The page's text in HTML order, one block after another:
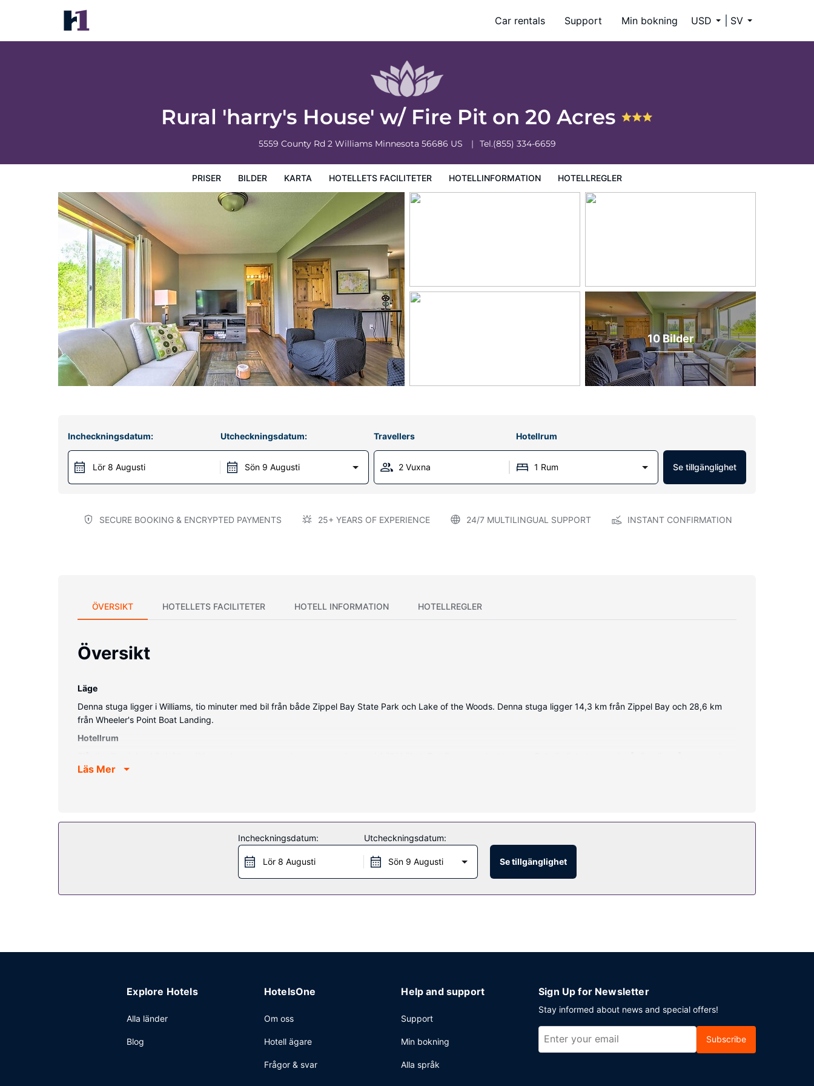
Car rentals Support Min bokning USD SV
Rural 'harry's House' w/ Fire Pit on 20 Acres
5559 County Rd 2 Williams Minnesota 56686 US Tel.(855) 334-6659
PRISER BILDER KARTA HOTELLETS FACILITETER HOTELLINFORMATION HOTELLREGLER
Rural 'harry's House' w/ Fire Pit on 20 Acres
Priser
10 Bilder
Incheckningsdatum:
Lör 8 Augusti
Utcheckningsdatum:
Sön 9 Augusti
Travellers Hotellrum
2 Vuxna 1 Rum Se tillgänglighet
SECURE BOOKING & ENCRYPTED PAYMENTS 25+ YEARS OF EXPERIENCE 24/7 MULTILINGUAL SUPPORT INSTANT CONFIRMATION
ÖVERSIKT HOTELLETS FACILITETER HOTELL INFORMATION HOTELLREGLER
Översikt
Läge
Denna stuga ligger i Williams, tio minuter med bil från både Zippel Bay State Park och Lake of the Woods. Denna stuga ligger 14,3 km från Zippel Bay och 28,6 km
från Wheeler's Point Boat Landing.
Hotellrum
tvättmaskin.
Övriga bekvämligheter
Läs Mer
Incheckningsdatum:
Lör 8 Augusti
Utcheckningsdatum:
Sön 9 Augusti Se tillgänglighet
Explore Hotels
Alla länder
Blog
HotelsOne
Om oss
Hotell ägare
Frågor & svar
Help and support
Support
Min bokning
Alla språk
Sign Up for Newsletter
Stay informed about news and special offers!
Subscribe